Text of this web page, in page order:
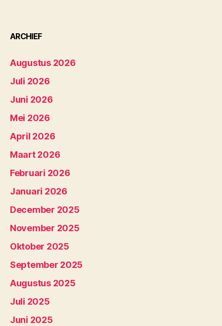
ARCHIEF
Augustus 2026
Juli 2026
Juni 2026
Mei 2026
April 2026
Maart 2026
Februari 2026
Januari 2026
December 2025
November 2025
Oktober 2025
September 2025
Augustus 2025
Juli 2025
Juni 2025